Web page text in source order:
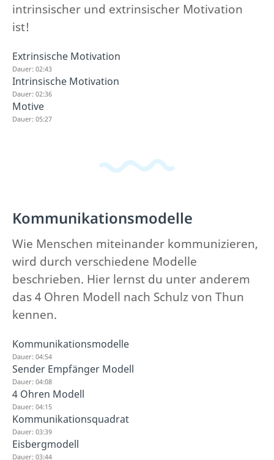
intrinsischer und extrinsischer Motivation
ist!
Extrinsische Motivation
Dauer: 02:43
Intrinsische Motivation
Dauer: 02:36
Motive
Dauer: 05:27
Kommunikationsmodelle
Wie Menschen miteinander kommunizieren,
wird durch verschiedene Modelle
beschrieben. Hier lernst du unter anderem
das 4 Ohren Modell nach Schulz von Thun
kennen.
Kommunikationsmodelle
Dauer: 04:54
Sender Empfänger Modell
Dauer: 04:08
4 Ohren Modell
Dauer: 04:15
Kommunikationsquadrat
Dauer: 03:39
Eisbergmodell
Dauer: 03:44